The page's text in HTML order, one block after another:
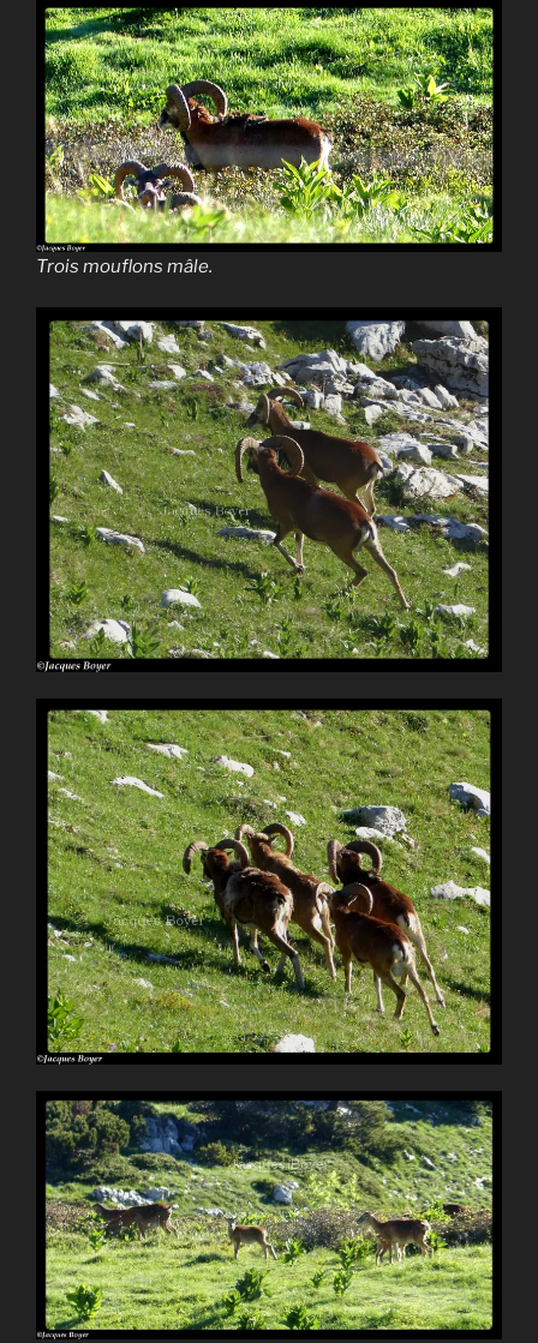
Trois mouflons mâle.